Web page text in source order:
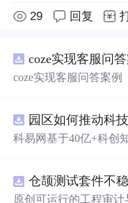
29 回复
coze实现客服问答
coze实现客服问答案例
科易网基于40亿+科创
新领域的AI+数智化解
智能化发展。
原创可运行的工程审